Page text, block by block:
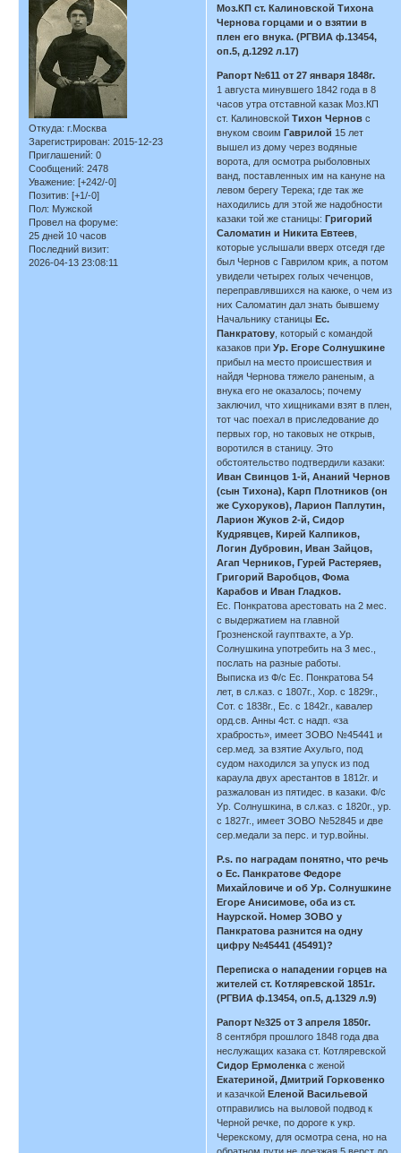
Откуда: г.Москва
Зарегистрирован: 2015-12-23
Приглашений: 0
Сообщений: 2478
Уважение: [+242/-0]
Позитив: [+1/-0]
Пол: Мужской
Провел на форуме:
25 дней 10 часов
Последний визит:
2026-04-13 23:08:11
Моз.КП ст. Калиновской Тихона
Чернова горцами и о взятии в
плен его внука. (РГВИА ф.13454,
оп.5, д.1292 л.17)
Рапорт №611 от 27 января 1848г.
1 августа минувшего 1842 года в 8
часов утра отставной казак Моз.КП
ст. КалиновскойТихон Чернов с
внуком своимГаврилой 15 лет
вышел из дому через водяные
ворота, для осмотра рыболовных
ванд, поставленных им на кануне на
левом берегу Терека; где так же
находились для этой же надобности
казаки той же станицы:Григорий
Саломатин и Никита Евтеев
которые услышали вверх отседя где
был Чернов с Гаврилом крик, а потом
увидели четырех голых чеченцов,
переправлявшихся на каюке, о чем из
них Саломатин дал знать бывшему
Начальнику станицыЕс.
Панкратову , который с командой
казаков приУр. Егоре Солнушкине
прибыл на место происшествия и
найдя Чернова тяжело раненым, а
внука его не оказалось; почему
заключил, что хищниками взят в плен,
тот час поехал в приследование до
первых гор, но таковых не открыв,
воротился в станицу. Это
обстоятельство подтвердили казаки:
Иван Свинцов 1-й, Ананий Чернов
(сын Тихона), Карп Плотников (он
же Сухоруков), Ларион Паплутин,
Ларион Жуков 2-й, Сидор
Кудрявцев, Кирей Калпиков,
Логин Дубровин, Иван Зайцов,
Агап Черников, Гурей Растеряев,
Григорий Варобцов, Фома
Карабов и Иван Гладков.
Ес. Понкратова арестовать на 2 мес.
с выдержатием на главной
Грозненской гауптвахте, а Ур.
Солнушкина употребить на 3 мес.,
послать на разные работы.
Выписка из Ф/с Ес. Понкратова 54
лет, в сл.каз. с 1807г., Хор. с 1829г.,
Сот. с 1838г., Ес. с 1842г., кавалер
орд.св. Анны 4ст. с надп. «за
храбрость», имеет ЗОВО №45441 и
сер.мед. за взятие Ахульго, под
судом находился за упуск из под
караула двух арестантов в 1812г. и
разжалован из пятидес. в казаки. Ф/с
Ур. Солнушкина, в сл.каз. с 1820г., ур.
с 1827г., имеет ЗОВО №52845 и две
сер.медали за перс. и тур.войны.
P.s. по наградам понятно, что речь
о Ес. Панкратове Федоре
Михайловиче и об Ур. Солнушкине
Егоре Анисимове, оба из ст.
Наурской. Номер ЗОВО у
Панкратова разнится на одну
цифру №45441 (45491)?
Переписка о нападении горцев на
жителей ст. Котляревской 1851г.
(РГВИА ф.13454, оп.5, д.1329 л.9)
Рапорт №325 от 3 апреля 1850г.
8 сентября прошлого 1848 года два
неслужащих казака ст. Котляревской
Сидор Ермоленка с женой
Екатериной, Дмитрий Горковенко
и казачкойЕленой Васильевой
отправились на выловой подвод к
Черной речке, по дороге к укр.
Черекскому, для осмотра сена, но на